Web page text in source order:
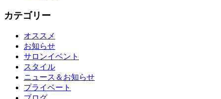
カテゴリー
オススメ
お知らせ
サロンイベント
スタイル
ニュース＆お知らせ
プライベート